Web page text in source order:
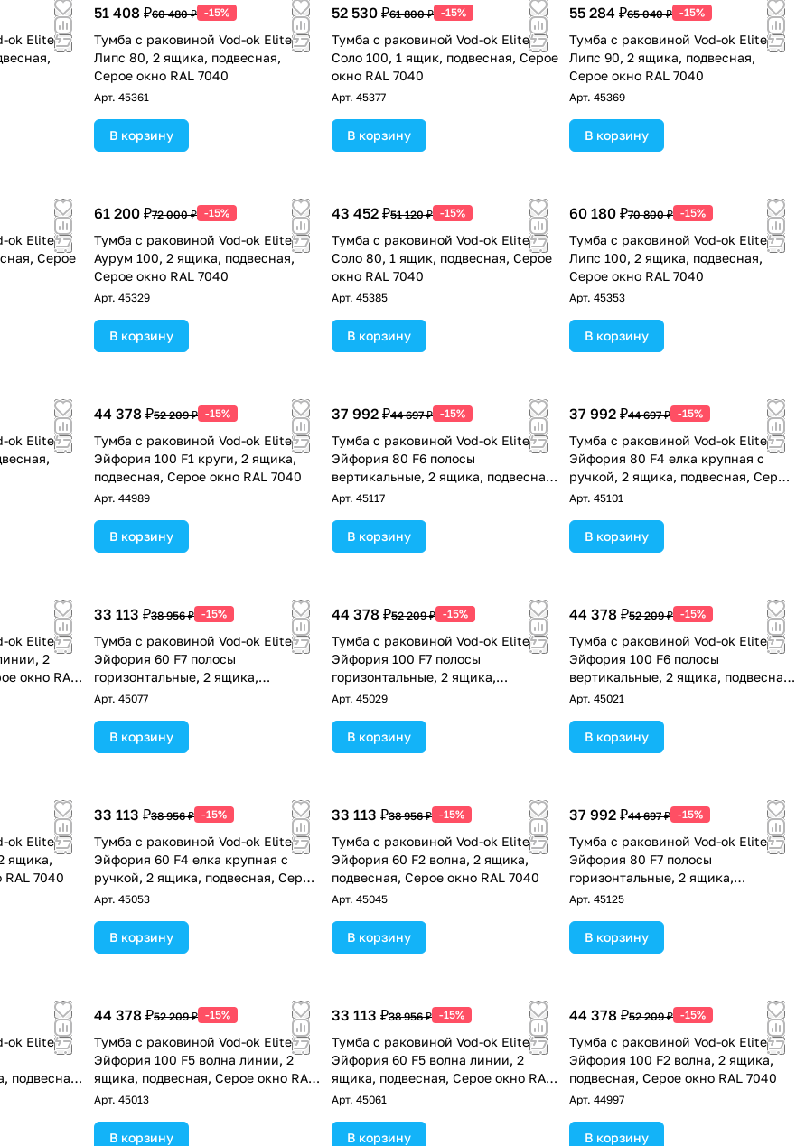
ok Elite
51 408 ₽60 480 ₽ -15%
Тумба с раковиной Vod-ok Elite
Липс 80, 2 ящика, подвесная,
Серое окно RAL 7040
Арт. 45361
В корзину
52 530 ₽61 800 ₽ -15%
Тумба с раковиной Vod-ok Elite
Соло 100, 1 ящик, подвесная, Серое
окно RAL 7040
Арт. 45377
В корзину
55 284 ₽65 040 ₽ -15%
Тумба с раковиной Vod-ok Elite
Липс 90, 2 ящика, подвесная,
Серое окно RAL 7040
Арт. 45369
В корзину
ok Elite
Серое
61 200 ₽72 000 ₽ -15%
Тумба с раковиной Vod-ok Elite
Аурум 100, 2 ящика, подвесная,
Серое окно RAL 7040
Арт. 45329
В корзину
43 452 ₽51 120 ₽ -15%
Тумба с раковиной Vod-ok Elite
Соло 80, 1 ящик, подвесная, Серое
окно RAL 7040
Арт. 45385
В корзину
60 180 ₽70 800 ₽ -15%
Тумба с раковиной Vod-ok Elite
Липс 100, 2 ящика, подвесная,
Серое окно RAL 7040
Арт. 45353
В корзину
ok Elite
44 378 ₽52 209 ₽ -15%
Тумба с раковиной Vod-ok Elite
Эйфория 100 F1 круги, 2 ящика,
подвесная, Серое окно RAL 7040
Арт. 44989
В корзину
37 992 ₽44 697 ₽ -15%
Тумба с раковиной Vod-ok Elite
Эйфория 80 F6 полосы
вертикальные, 2 ящика, подвесная,
Серое окно RAL 7040
Арт. 45117
В корзину
37 992 ₽44 697 ₽ -15%
Тумба с раковиной Vod-ok Elite
Эйфория 80 F4 елка крупная с
ручкой, 2 ящика, подвесная, Серое
окно RAL 7040
Арт. 45101
В корзину
ok Elite
2
окно RAL
33 113 ₽38 956 ₽ -15%
Тумба с раковиной Vod-ok Elite
Эйфория 60 F7 полосы
горизонтальные, 2 ящика,
подвесная, Серое окно RAL 7040
Арт. 45077
В корзину
44 378 ₽52 209 ₽ -15%
Тумба с раковиной Vod-ok Elite
Эйфория 100 F7 полосы
горизонтальные, 2 ящика,
подвесная, Серое окно RAL 7040
Арт. 45029
В корзину
44 378 ₽52 209 ₽ -15%
Тумба с раковиной Vod-ok Elite
Эйфория 100 F6 полосы
вертикальные, 2 ящика, подвесная,
Серое окно RAL 7040
Арт. 45021
В корзину
ok Elite
ящика,
RAL 7040
33 113 ₽38 956 ₽ -15%
Тумба с раковиной Vod-ok Elite
Эйфория 60 F4 елка крупная с
ручкой, 2 ящика, подвесная, Серое
окно RAL 7040
Арт. 45053
В корзину
33 113 ₽38 956 ₽ -15%
Тумба с раковиной Vod-ok Elite
Эйфория 60 F2 волна, 2 ящика,
подвесная, Серое окно RAL 7040
Арт. 45045
В корзину
37 992 ₽44 697 ₽ -15%
Тумба с раковиной Vod-ok Elite
Эйфория 80 F7 полосы
горизонтальные, 2 ящика,
подвесная, Серое окно RAL 7040
Арт. 45125
В корзину
ok Elite
подвесная,
44 378 ₽52 209 ₽ -15%
Тумба с раковиной Vod-ok Elite
Эйфория 100 F5 волна линии, 2
ящика, подвесная, Серое окно RAL
7040
Арт. 45013
В корзину
33 113 ₽38 956 ₽ -15%
Тумба с раковиной Vod-ok Elite
Эйфория 60 F5 волна линии, 2
ящика, подвесная, Серое окно RAL
7040
Арт. 45061
В корзину
44 378 ₽52 209 ₽ -15%
Тумба с раковиной Vod-ok Elite
Эйфория 100 F2 волна, 2 ящика,
подвесная, Серое окно RAL 7040
Арт. 44997
В корзину